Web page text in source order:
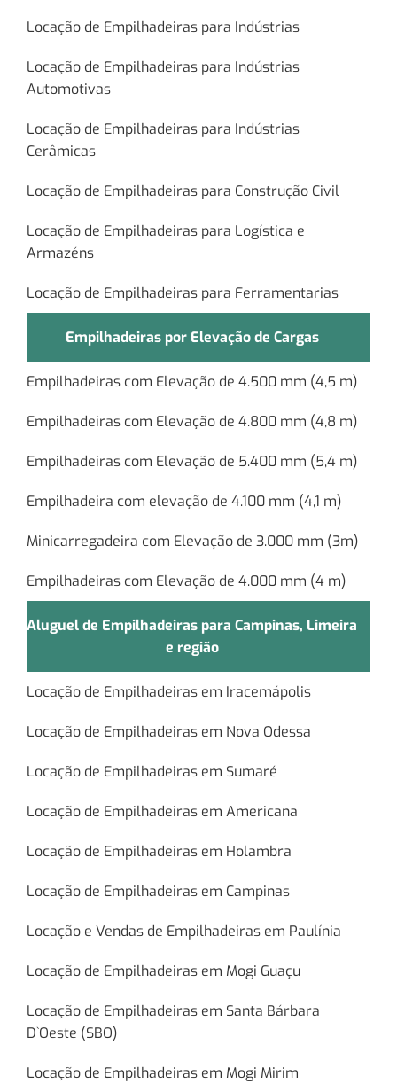
Locação de Empilhadeiras para Indústrias
Locação de Empilhadeiras para Indústrias
Automotivas
Locação de Empilhadeiras para Indústrias
Cerâmicas
Locação de Empilhadeiras para Construção Civil
Locação de Empilhadeiras para Logística e
Armazéns
Locação de Empilhadeiras para Ferramentarias
Empilhadeiras por Elevação de Cargas
Empilhadeiras com Elevação de 4.500 mm (4,5 m)
Empilhadeiras com Elevação de 4.800 mm (4,8 m)
Empilhadeiras com Elevação de 5.400 mm (5,4 m)
Empilhadeira com elevação de 4.100 mm (4,1 m)
Minicarregadeira com Elevação de 3.000 mm (3m)
Empilhadeiras com Elevação de 4.000 mm (4 m)
Aluguel de Empilhadeiras para Campinas, Limeira
e região
Locação de Empilhadeiras em Iracemápolis
Locação de Empilhadeiras em Nova Odessa
Locação de Empilhadeiras em Sumaré
Locação de Empilhadeiras em Americana
Locação de Empilhadeiras em Holambra
Locação de Empilhadeiras em Campinas
Locação e Vendas de Empilhadeiras em Paulínia
Locação de Empilhadeiras em Mogi Guaçu
Locação de Empilhadeiras em Santa Bárbara
D`Oeste (SBO)
Locação de Empilhadeiras em Mogi Mirim